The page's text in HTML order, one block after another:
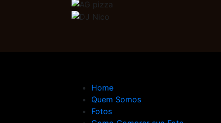
Home
Quem Somos
Fotos